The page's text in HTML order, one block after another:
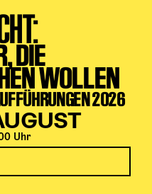
DIE
WOLLEN
2026
Uhr